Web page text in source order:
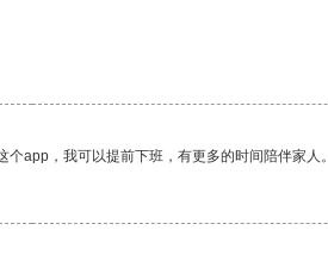
app，我可以提前下班，有更多的时间陪伴家人。